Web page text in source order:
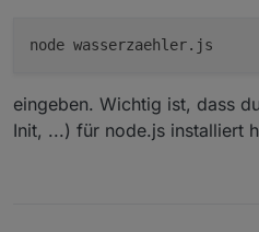
ist...
eingeben. Wichtig ist, dass
Init, ...) für node.js installiert